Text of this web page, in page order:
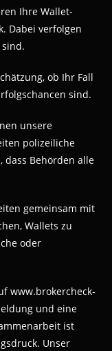
Ihre Wallet-
Dabei verfolgen
ob Ihr Fall
sind.
unsere
polizeiliche
dass Behörden alle
gemeinsam mit
Wallets zu
oder
www.brokercheck-
und eine
ist
Unser